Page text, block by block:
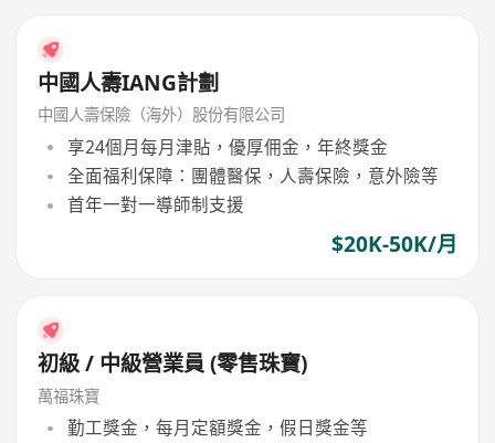
中國人壽IANG計劃
中國人壽保險（海外）股份有限公司
享24個月每月津貼，優厚佣金，年終獎金
全面福利保障：團體醫保，人壽保險，意外險等
首年一對一導師制支援
$20K-50K/月
初級 / 中級營業員 (零售珠寶)
萬福珠寶
勤工獎金，每月定額獎金，假日獎金等